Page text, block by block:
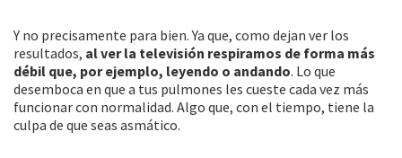
Y no precisamente para bien. Ya que, como dejan ver los
resultados, al ver la televisión respiramos de forma más
débil que, por ejemplo, leyendo o andando. Lo que
desemboca en que a tus pulmones les cueste cada vez más
funcionar con normalidad. Algo que, con el tiempo, tiene la
culpa de que seas asmático.